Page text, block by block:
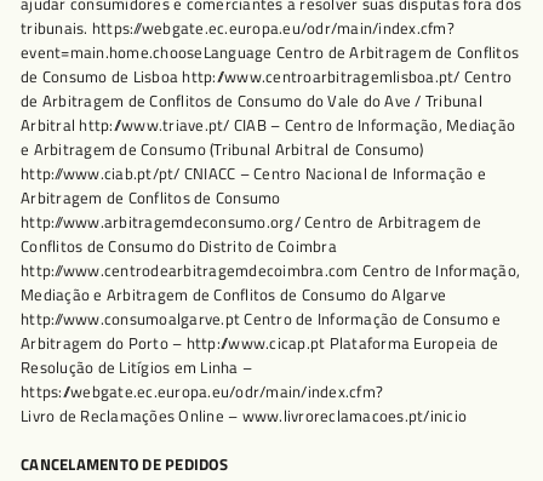
ajudar consumidores e comerciantes a resolver suas disputas fora dos
tribunais. https://webgate.ec.europa.eu/odr/main/index.cfm?
event=main.home.chooseLanguage Centro de Arbitragem de Conflitos
de Consumo de Lisboa http://www.centroarbitragemlisboa.pt/ Centro
de Arbitragem de Conflitos de Consumo do Vale do Ave / Tribunal
Arbitral http://www.triave.pt/ CIAB – Centro de Informação, Mediação
e Arbitragem de Consumo (Tribunal Arbitral de Consumo)
http://www.ciab.pt/pt/ CNIACC – Centro Nacional de Informação e
Arbitragem de Conflitos de Consumo
http://www.arbitragemdeconsumo.org/ Centro de Arbitragem de
Conflitos de Consumo do Distrito de Coimbra
http://www.centrodearbitragemdecoimbra.com Centro de Informação,
Mediação e Arbitragem de Conflitos de Consumo do Algarve
http://www.consumoalgarve.pt Centro de Informação de Consumo e
Arbitragem do Porto – http://www.cicap.pt Plataforma Europeia de
Resolução de Litígios em Linha –
https://webgate.ec.europa.eu/odr/main/index.cfm?
Livro de Reclamações Online – www.livroreclamacoes.pt/inicio
CANCELAMENTO DE PEDIDOS